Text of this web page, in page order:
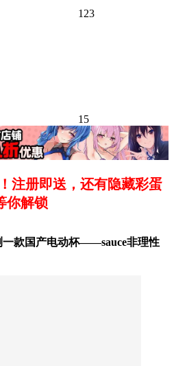
123
15
注册即送，还有隐藏彩蛋
你解锁
一款国产电动杯——sauce非理性